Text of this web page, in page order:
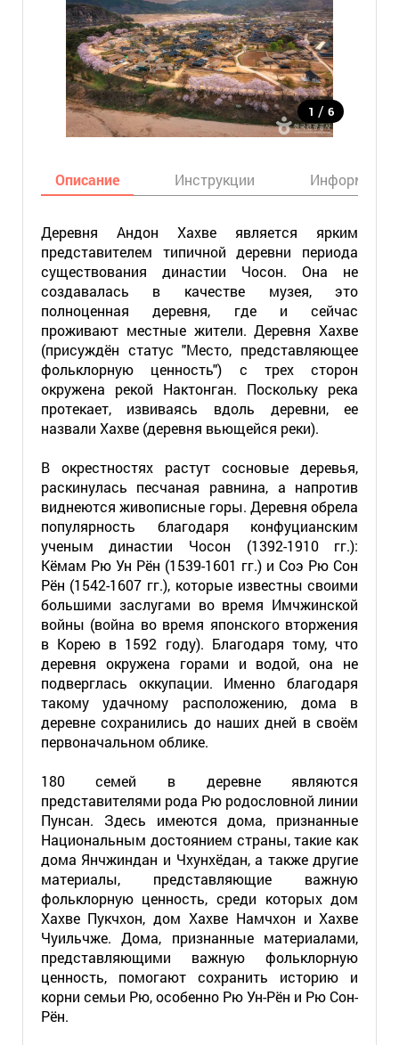
1 / 6
Описание Инструкции Информация
Деревня Андон Хахве является ярким
представителем типичной деревни периода
существования династии Чосон. Она не
создавалась в качестве музея, это
полноценная деревня, где и сейчас
проживают местные жители. Деревня Хахве
(присуждён статус "Место, представляющее
фольклорную ценность") с трех сторон
окружена рекой Нактонган. Поскольку река
протекает, извиваясь вдоль деревни, ее
назвали Хахве (деревня вьющейся реки).
В окрестностях растут сосновые деревья,
раскинулась песчаная равнина, а напротив
виднеются живописные горы. Деревня обрела
популярность благодаря конфуцианским
ученым династии Чосон (1392-1910 гг.):
Кёмам Рю Ун Рён (1539-1601 гг.) и Соэ Рю Сон
Рён (1542-1607 гг.), которые известны своими
большими заслугами во время Имчжинской
войны (война во время японского вторжения
в Корею в 1592 году). Благодаря тому, что
деревня окружена горами и водой, она не
подверглась оккупации. Именно благодаря
такому удачному расположению, дома в
деревне сохранились до наших дней в своём
первоначальном облике.
180 семей в деревне являются
представителями рода Рю родословной линии
Пунсан. Здесь имеются дома, признанные
Национальным достоянием страны, такие как
дома Янчжиндан и Чхунхёдан, а также другие
материалы, представляющие важную
фольклорную ценность, среди которых дом
Хахве Пукчхон, дом Хахве Намчхон и Хахве
Чуильчже. Дома, признанные материалами,
представляющими важную фольклорную
ценность, помогают сохранить историю и
корни семьи Рю, особенно Рю Ун-Рён и Рю Сон-
Рён.